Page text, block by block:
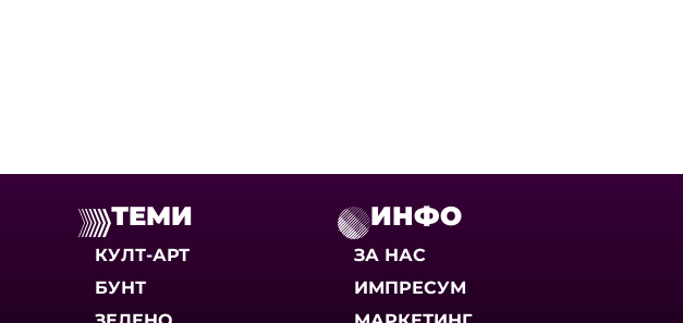
ТЕМИ
КУЛТ-АРТ
БУНТ
ИНФО
ЗА НАС
ИМПРЕСУМ